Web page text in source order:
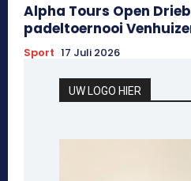
Alpha Tours Open
padeltoernooi
Sport 17 Juli 2026
UW LOGO HIER